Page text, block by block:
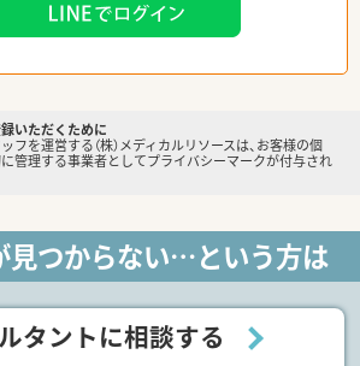
いただくために
フを運営する（株）メディカルリソースは、お客様の個
管理する事業者としてプライバシーマークが付与され
見つからない…という方は
タントに相談する